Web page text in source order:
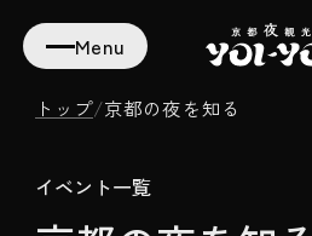
Menu
トップ/京都の夜を知る
イベント一覧